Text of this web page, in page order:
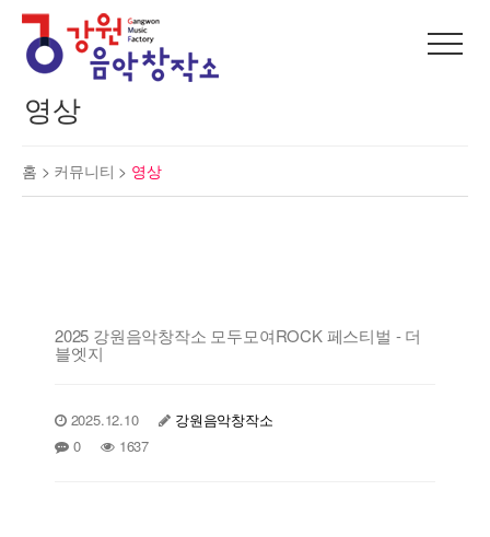
영상
홈 > 커뮤니티 > 영상
2025 강원음악창작소 모두모여ROCK 페스티벌 - 더
블엣지
2025.12.10
강원음악창작소
0
1637